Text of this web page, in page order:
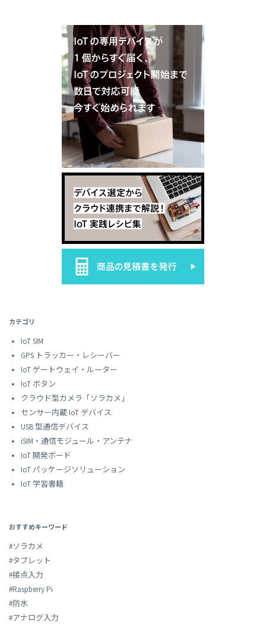
カテゴリ
IoT SIM
GPS トラッカー・レシーバー
IoT ゲートウェイ・ルーター
IoT ボタン
クラウド型カメラ「ソラカメ」
センサー内蔵 IoT デバイス
USB 型通信デバイス
iSIM・通信モジュール・アンテナ
IoT 開発ボード
IoT パッケージソリューション
IoT 学習書籍
おすすめキーワード
#ソラカメ
#タブレット
#接点入力
#Raspberry Pi
#防水
#アナログ入力